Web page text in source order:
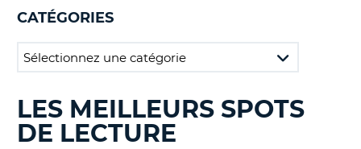
GÉRER
MA
CATÉGORIES
RECHERCHER
DES
BLOGS......
LES MEILLEURS SPOTS
DE LECTURE